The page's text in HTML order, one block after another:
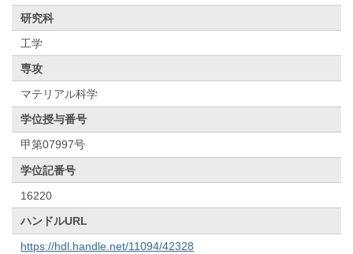
研究科
工学
専攻
マテリアル科学
学位授与番号
甲第07997号
学位記番号
16220
ハンドルURL
https://hdl.handle.net/11094/42328